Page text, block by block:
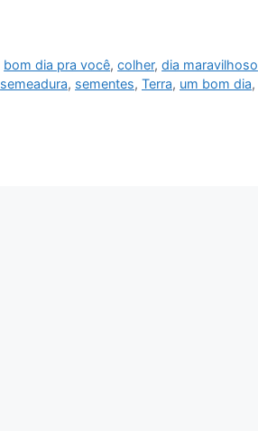
bom dia pra você,colher,dia maravilhoso
semeadura, sementes, Terra, um bom dia,